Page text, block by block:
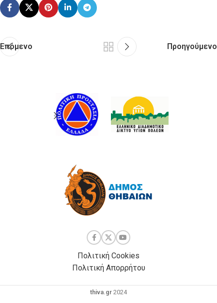
Επόμενο Προηγούμενο
Πολιτική Cookies
Πολιτική Απορρήτου
thiva.gr 2024